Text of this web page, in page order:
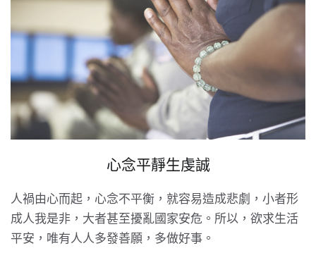
心念平靜生虔誠
人禍由心而起，心念不平衡，就容易造成悲劇，小者形
成人我是非，大者甚至擾亂國家安危。所以，欲求生活
平安，唯有人人多發善願，多做好事。